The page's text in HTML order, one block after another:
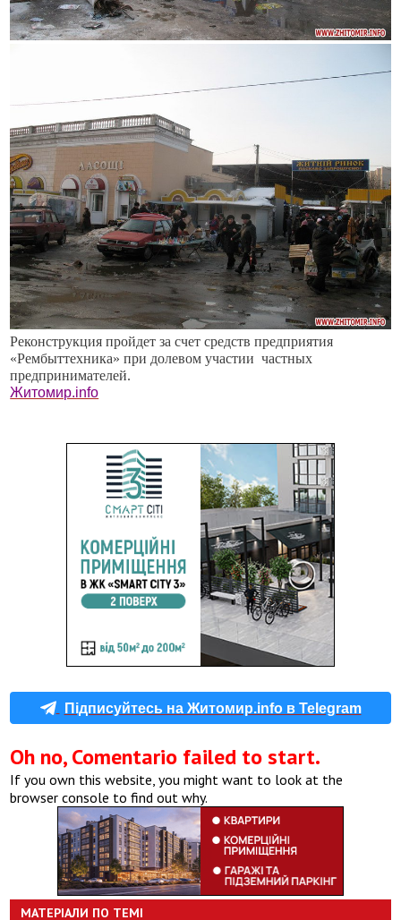
Реконструкция пройдет за счет средств предприятия
«Рембыттехника» при долевом участии частных
предпринимателей.
Житомир.info
Підписуйтесь на Житомир.info в Telegram
Oh no, Comentario failed to start.
If you own this website, you might want to look at the
browser console to find out why.
МАТЕРІАЛИ ПО ТЕМІ